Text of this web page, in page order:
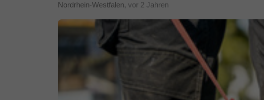
Nordrhein-Westfalen, vor 2 Jahren